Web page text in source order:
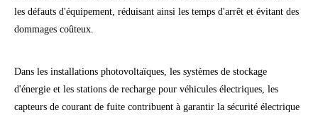
les défauts d'équipement, réduisant ainsi les temps d'arrêt et évitant des
dommages coûteux.
Dans les installations photovoltaïques, les systèmes de stockage
d'énergie et les stations de recharge pour véhicules électriques, les
capteurs de courant de fuite contribuent à garantir la sécurité électrique